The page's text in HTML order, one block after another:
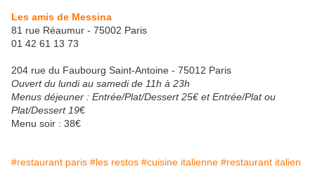
Les amis de Messina
81 rue Réaumur - 75002 Paris
01 42 61 13 73
204 rue du Faubourg Saint-Antoine - 75012 Paris
Ouvert du lundi au samedi de 11h à 23h
Menus déjeuner : Entrée/Plat/Dessert 25€ et Entrée/Plat ou
Plat/Dessert 19€
Menu soir : 38€
#restaurant paris #les restos #cuisine italienne #restaurant italien